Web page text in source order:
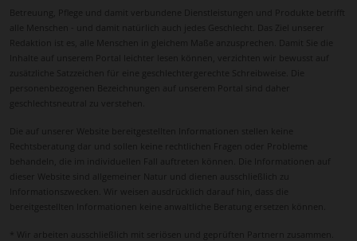
Betreuung, Pflege und damit verbundene Dienstleistungen und Produkte betrifft
alle Menschen - und damit natürlich auch jedes Geschlecht. Das Ziel unserer
Redaktion ist es, alle Menschen in gleichem Maße anzusprechen. Damit Sie die
Inhalte auf unserem Portal leichter lesen können, verzichten wir bewusst auf
zusätzliche Satzzeichen für eine geschlechtergerechte Schreibweise. Die
personenbezogenen Bezeichnungen auf unserem Portal sind daher
geschlechtsneutral zu verstehen.
Die auf unserer Website bereitgestellten Informationen stellen keine
Rechtsberatung dar und sollen keine rechtlichen Fragen oder Probleme
behandeln, die im individuellen Fall auftreten können. Die Informationen auf
dieser Website sind allgemeiner Natur und dienen ausschließlich zu
Informationszwecken. Wir weisen ausdrücklich darauf hin, dass die
bereitgestellten Informationen keine anwaltliche Beratung ersetzen können.
* Wir arbeiten ausschließlich mit seriösen und geprüften Partnern zusammen.